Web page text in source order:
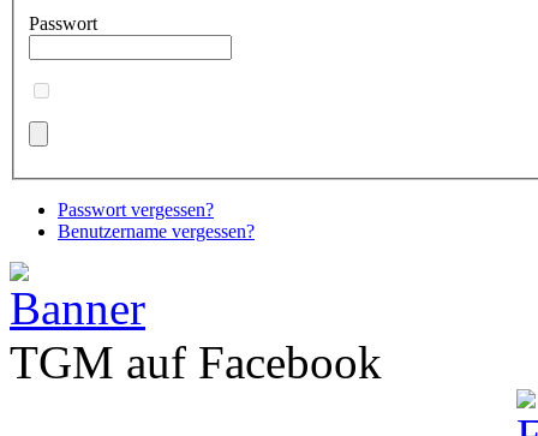
Passwort
Passwort vergessen?
Benutzername vergessen?
TGM auf Facebook